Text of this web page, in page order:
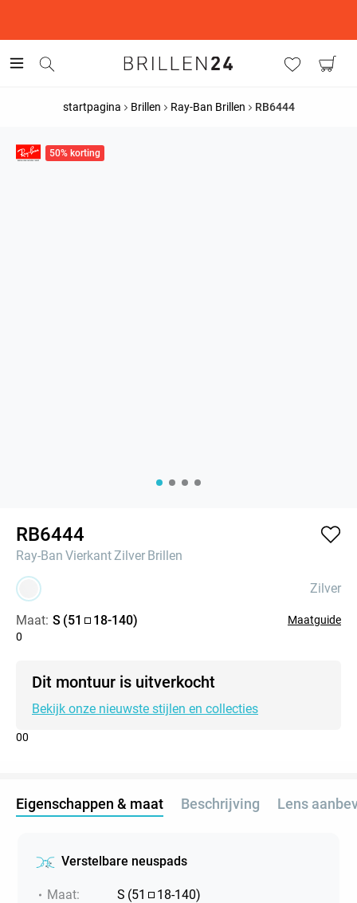
startpagina Brillen Ray-Ban Brillen RB6444
50% korting
RB6444
Ray-Ban VierkantZilver Brillen
Zilver
Maat: S (51 18-140)
Maatguide
0
Dit montuur is uitverkocht
Bekijk onze nieuwste stijlen en collecties
00
Eigenschappen & maat Beschrijving Lens
Verstelbare neuspads
Maat: S (51 18-140)